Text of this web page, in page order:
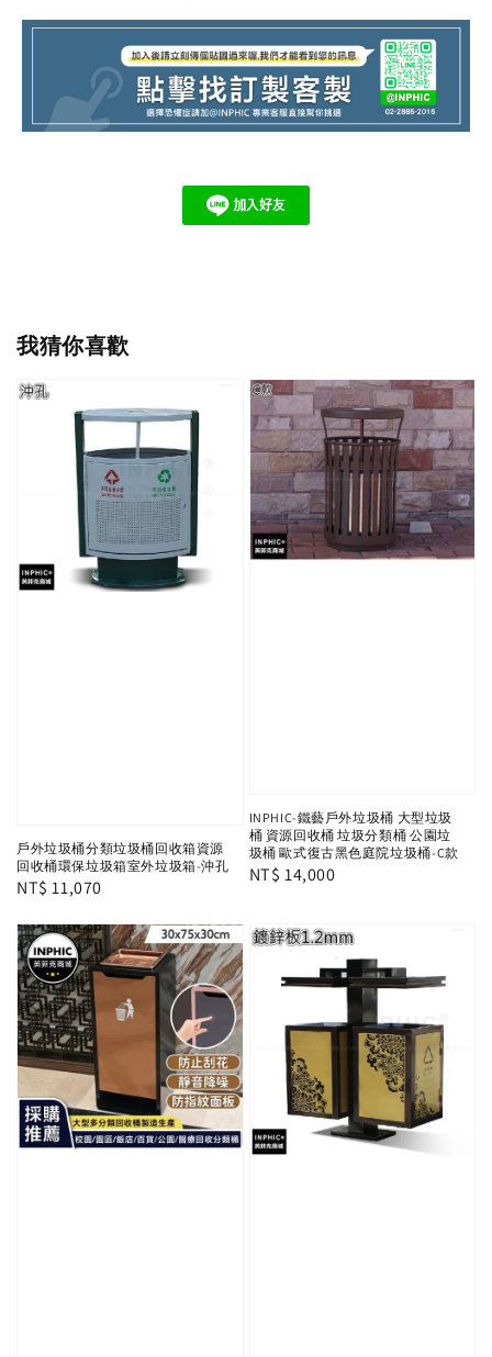
我猜你喜歡
戶外垃圾桶分類垃圾桶回收箱資源
回收桶環保垃圾箱室外垃圾箱-沖孔
Regular
NT$ 11,070
INPHIC-鐵藝戶外垃圾桶 大型垃圾
桶 資源回收桶 垃圾分類桶 公園垃
圾桶 歐式復古黑色庭院垃圾桶-C款
Regular
NT$ 14,000